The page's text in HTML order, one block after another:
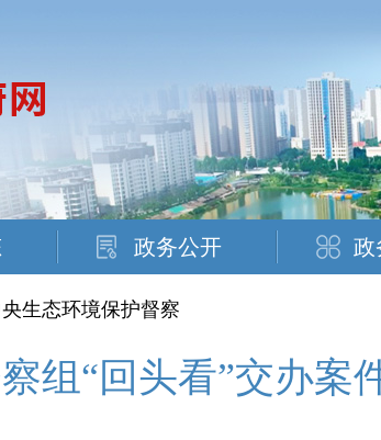
政务公开 政
生态环境保护督察
组“回头看”交办案